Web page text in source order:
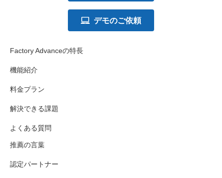
デモのご依頼
Factory Advanceの特長
機能紹介
料金プラン
解決できる課題
よくある質問
推薦の言葉
認定パートナー